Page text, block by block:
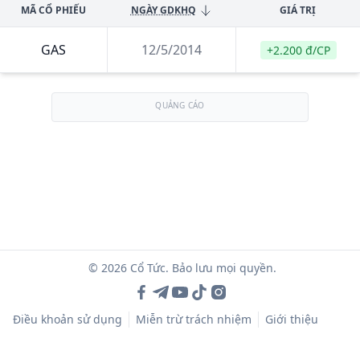
MÃ CỔ PHIẾU NGÀY GDKHQ GIÁ TRỊ
GAS 12/5/2014 +2.200 đ/CP
QUẢNG CÁO
© 2026 Cổ Tức. Bảo lưu mọi quyền.
Điều khoản sử dụng Miễn trừ trách nhiệm Giới thiệu